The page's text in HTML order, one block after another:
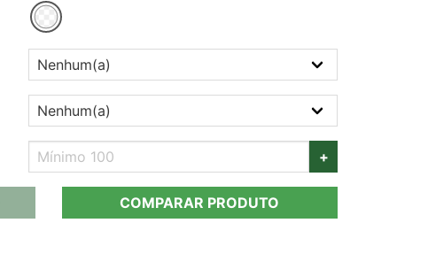
+
COMPARAR PRODUTO